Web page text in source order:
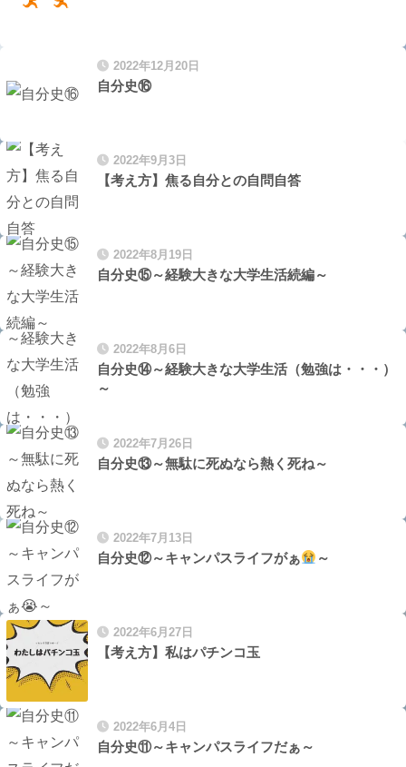
2022年12月20日
自分史⑯
2022年9月3日
【考え方】焦る自分との自問自答
2022年8月19日
自分史⑮～経験大きな大学生活続編～
2022年8月6日
自分史⑭～経験大きな大学生活（勉強は・・・）
～
2022年7月26日
自分史⑬～無駄に死ぬなら熱く死ね～
2022年7月13日
自分史⑫～キャンパスライフがぁ ～
2022年6月27日
【考え方】私はパチンコ玉
2022年6月4日
自分史⑪～キャンパスライフだぁ～